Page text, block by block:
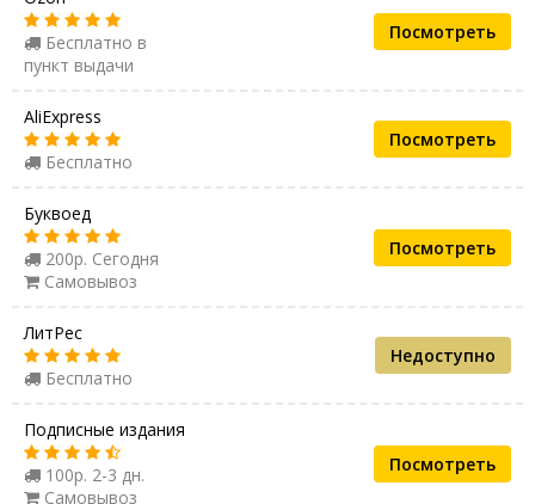
Бесплатно в
пункт выдачи
Посмотреть
AliExpress
Бесплатно
Посмотреть
Буквоед
200р. Сегодня
Самовывоз
Посмотреть
ЛитРес
Бесплатно
Недоступно
Подписные издания
100р. 2-3 дн.
Самовывоз
Посмотреть